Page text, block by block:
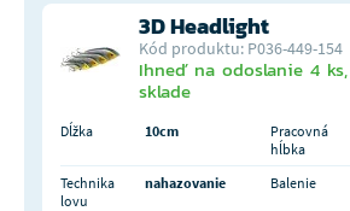
3D Headlight
Kód produktu: P036-449-154
Ihneď na odoslanie 4
sklade
Dĺžka 10cm
Pracovná
hĺbka
Technika
lovu
nahazovanie Balenie